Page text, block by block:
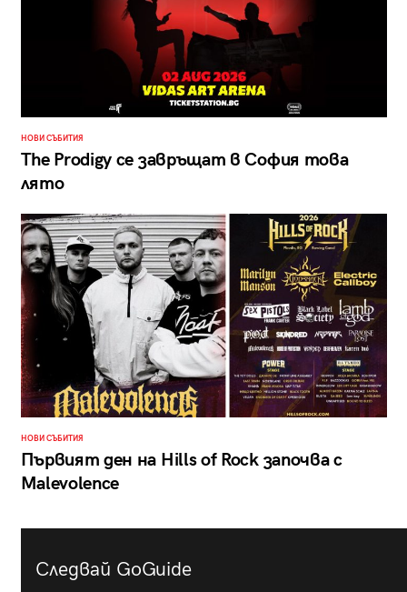
НОВИ СЪБИТИЯ
The Prodigy се завръщат в София това
лято
НОВИ СЪБИТИЯ
Първият ден на Hills of Rock започва с
Malevolence
Следвай GoGuide